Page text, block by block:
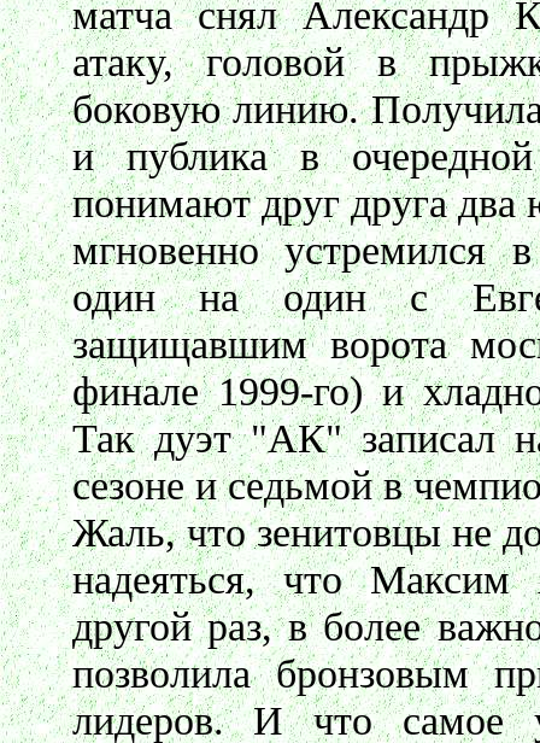
матча снял Александр
атаку, головой в
боковую линию.
и публика в
понимают друг друга
мгновенно
один на один с
защищавшим ворота
финале 1999-го) и
Так дуэт "АК" записал
сезоне и седьмой в
Жаль, что зенитовцы не
надеяться, что
другой раз, в более
позволила бронзовым
лидеров. И что самое